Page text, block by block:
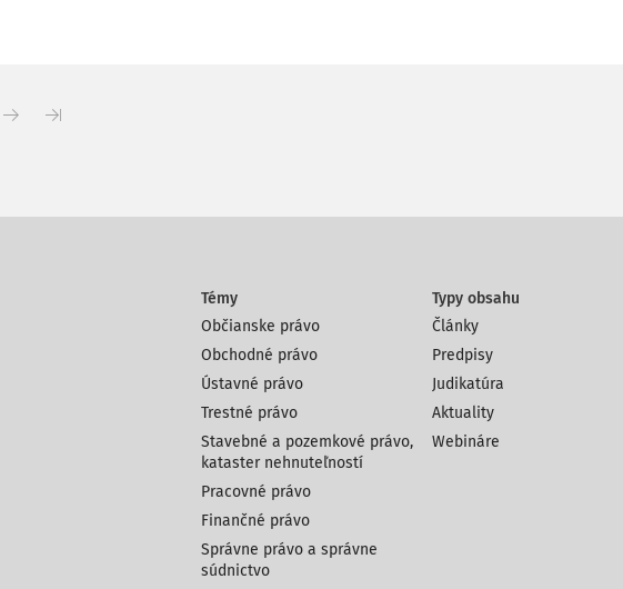
Témy
Občianske právo
Obchodné právo
Ústavné právo
Trestné právo
Stavebné a pozemkové právo,
kataster nehnuteľností
Pracovné právo
Finančné právo
Správne právo a správne
súdnictvo
Typy obsahu
Články
Predpisy
Judikatúra
Aktuality
Webináre